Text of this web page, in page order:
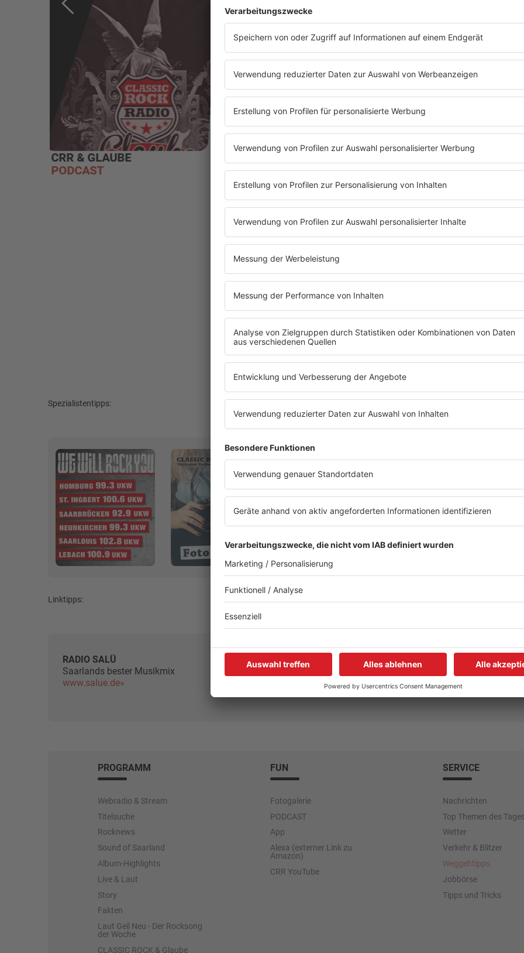
NEWSLETTER
HIER ANMELDEN
MEHR ERFAHREN
REINHÖREN
Spezialistentipps:
Linktipps:
RADIO SALÜ
Saarlands bester Musikmix
www.salue.de»
PROGRAMM
Webradio & Stream
Titelsuche
Rocknews
Sound of Saarland
Album-Highlights
Live & Laut
Story
Fakten
Laut Geil Neu - Der Rocksong
der Woche
CLASSIC ROCK & Glaube
FUN
Fotogalerie
PODCAST
App
Alexa (externer Link zu
Amazon)
CRR YouTube
SERVICE
Nachrichten
Top Themen des Tages
Wetter
Verkehr & Blitzer
Weggehtipps
Jobbörse
Tipps und Tricks